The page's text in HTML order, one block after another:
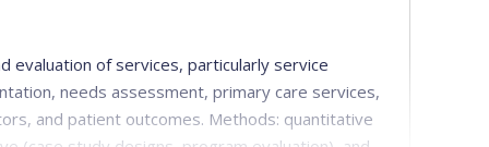
evaluation of services, particularly service
needs assessment, primary care services,
and patient outcomes. Methods: quantitative